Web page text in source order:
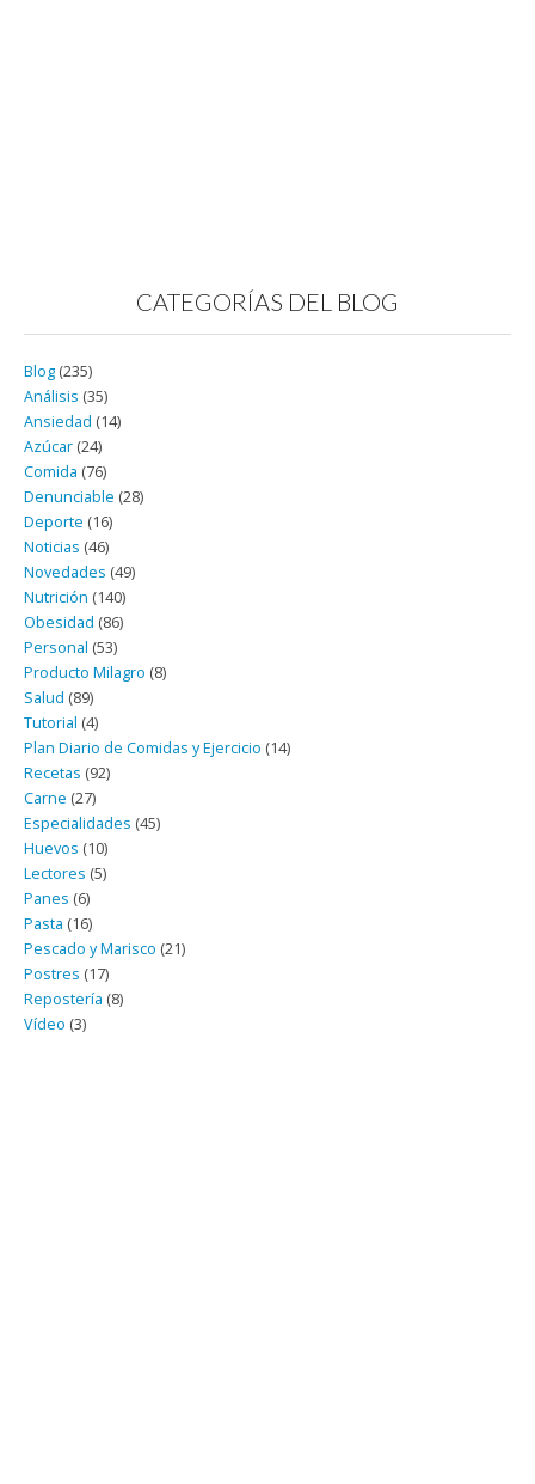
CATEGORÍAS DEL BLOG
Blog (235)
Análisis (35)
Ansiedad (14)
Azúcar (24)
Comida (76)
Denunciable (28)
Deporte (16)
Noticias (46)
Novedades (49)
Nutrición (140)
Obesidad (86)
Personal (53)
Producto Milagro (8)
Salud (89)
Tutorial (4)
Plan Diario de Comidas y Ejercicio (14)
Recetas (92)
Carne (27)
Especialidades (45)
Huevos (10)
Lectores (5)
Panes (6)
Pasta (16)
Pescado y Marisco (21)
Postres (17)
Repostería (8)
Vídeo (3)